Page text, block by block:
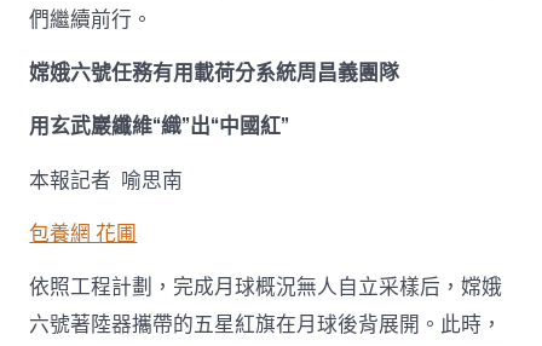
們繼續前行。
嫦娥六號任務有用載荷分系統周昌義團隊
用玄武巖纖維“織”出“中國紅”
本報記者 喻思南
包養網 花圃
依照工程計劃，完成月球概況無人自立采樣后，嫦娥
六號著陸器攜帶的五星紅旗在月球後背展開。此時，